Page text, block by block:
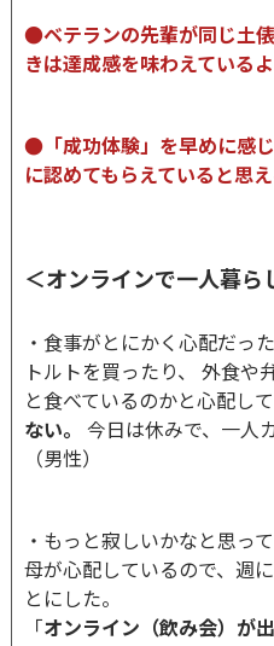
●ベテランの先輩が同じ土
きは達成感を味わえているよ
●「成功体験」を早めに感
に認めてもらえていると思
＜オンラインで一人暮ら
・食事がとにかく心配だっ
トルトを買ったり、 外食
と食べているのかと心配して
ない。 今日は休みで、一人
（男性）
・もっと寂しいかなと思っ
母が心配しているので、週
とにした。
「オンライン（飲み会）が